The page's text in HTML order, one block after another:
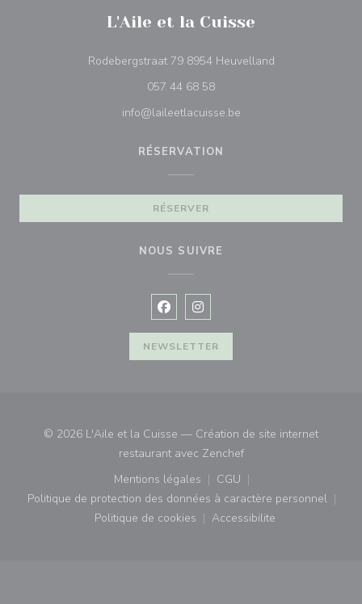
L'Aile et la Cuisse
Rodebergstraat 79 8954 Heuvelland((ouvre une
057 44 68 58
info@laileetlacuisse.be
RÉSERVATION
RÉSERVER
NOUS SUIVRE
Facebook ((ouvre une nouvelle
Instagram ((ouvre une
NEWSLETTER
© 2026 L'Aile et la Cuisse — Création de site internet
restaurant avec Zenchef((ouvre une nouvelle
Mentions légales
((ouvre une nouvelle fenêtre))
CGU
((ouvre une nouvelle
Politique de protection des données à caractère personnel
((ouvre une nouvelle fenêtre))
Politique de cookies
((ouvre une nouvelle fenêtre))
Accessibilite
((ouvre une nouvelle